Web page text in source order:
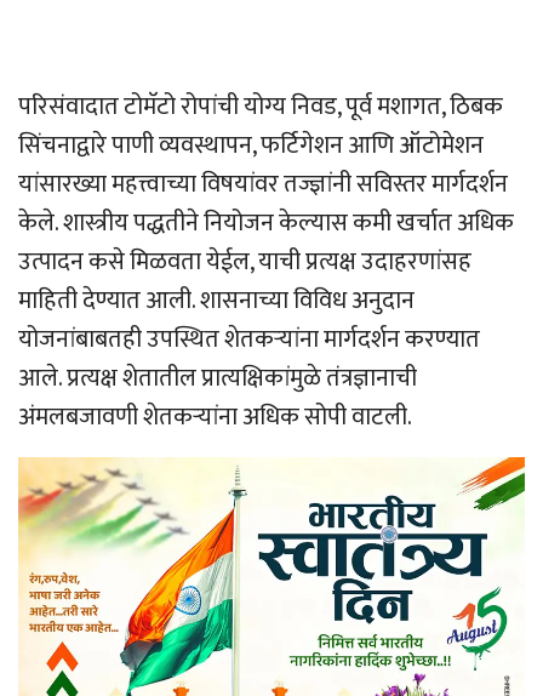
परिसंवादात टोमॅटो रोपांची योग्य निवड, पूर्व मशागत, ठिबक
सिंचनाद्वारे पाणी व्यवस्थापन, फर्टिगेशन आणि ऑटोमेशन
यांसारख्या महत्त्वाच्या विषयांवर तज्ज्ञांनी सविस्तर मार्गदर्शन
केले. शास्त्रीय पद्धतीने नियोजन केल्यास कमी खर्चात अधिक
उत्पादन कसे मिळवता येईल, याची प्रत्यक्ष उदाहरणांसह
माहिती देण्यात आली. शासनाच्या विविध अनुदान
योजनांबाबतही उपस्थित शेतकर्‍यांना मार्गदर्शन करण्यात
आले. प्रत्यक्ष शेतातील प्रात्यक्षिकांमुळे तंत्रज्ञानाची
अंमलबजावणी शेतकर्‍यांना अधिक सोपी वाटली.